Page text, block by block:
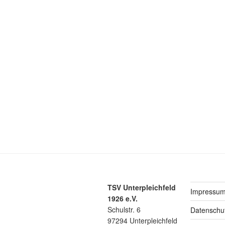
TSV Unterpleichfeld
1926 e.V.
Schulstr. 6
97294 Unterpleichfeld